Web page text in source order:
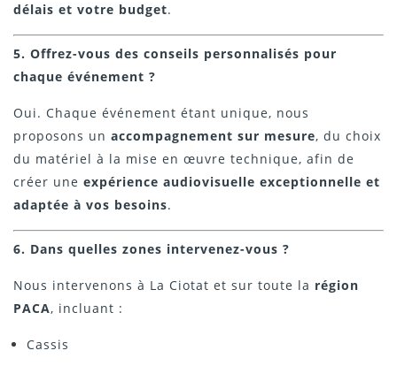
délais et votre budget.
5. Offrez-vous des conseils personnalisés pour
chaque événement ?
Oui. Chaque événement étant unique, nous
proposons un accompagnement sur mesure, du choix
du matériel à la mise en œuvre technique, afin de
créer une expérience audiovisuelle exceptionnelle et
adaptée à vos besoins.
6. Dans quelles zones intervenez-vous ?
Nous intervenons à La Ciotat et sur toute la région
PACA, incluant :
Cassis